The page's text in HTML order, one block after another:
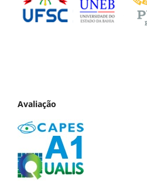
Avaliação